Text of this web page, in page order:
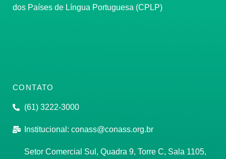
dos Países de Língua Portuguesa (CPLP)
CONTATO
(61) 3222-3000
Institucional: conass@conass.org.br
Setor Comercial Sul, Quadra 9, Torre C, Sala 1105,